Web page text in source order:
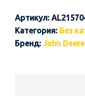
Артикул:
Категория: Без
Бренд: John Deere